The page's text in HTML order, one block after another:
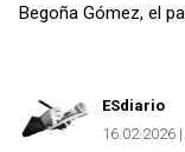
Begoña Gómez, el
ESdiario
16.02.2026